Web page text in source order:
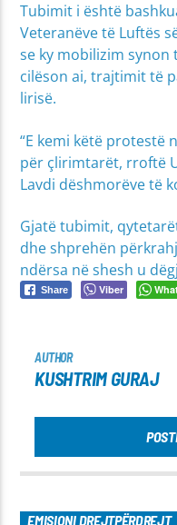
Tubimit i është
Veteranëve të Luftës
se ky mobilizim synon
cilëson ai, trajtimit të
lirisë.
“E kemi këtë protestë
për çlirimtarët, rroftë
Lavdi dëshmorëve të
Gjatë tubimit,
dhe shprehën
ndërsa në shesh u
Share Viber
AUTHOR
KUSHTRIM GURAJ
EMISIONI DREJTPËRDREJT